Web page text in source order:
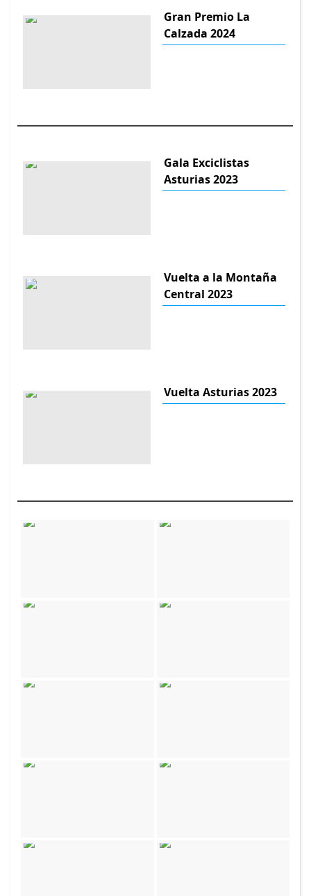
Gran Premio La
Calzada 2024
Gala Exciclistas
Asturias 2023
Vuelta a la Montaña
Central 2023
Vuelta Asturias 2023